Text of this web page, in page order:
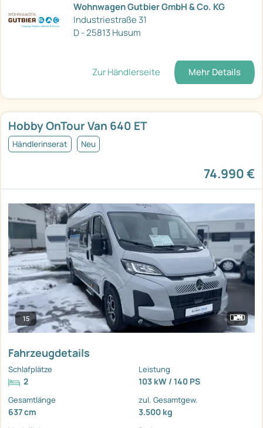
Wohnwagen Gutbier GmbH & Co. KG
Industriestraße 31
D - 25813 Husum
Zur Händlerseite Mehr Details
Hobby OnTour Van 640 ET
Händlerinserat Neu
74.990 €
15
Fahrzeugdetails
Schlafplätze
2
Leistung
103 kW / 140 PS
Gesamtlänge
637 cm
zul. Gesamtgew.
3.500 kg